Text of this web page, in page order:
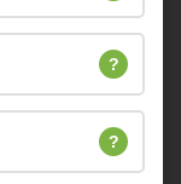
?
?